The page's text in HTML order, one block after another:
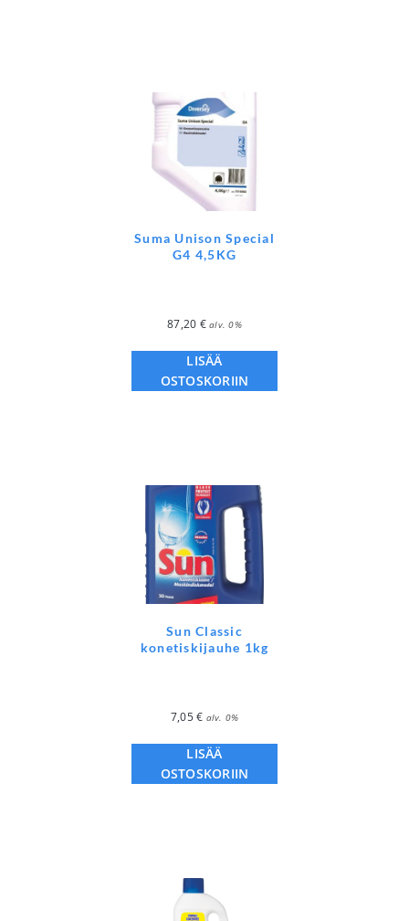
Suma Unison Special
G4 4,5KG
87,20 € alv. 0%
LISÄÄ
OSTOSKORIIN
Sun Classic
konetiskijauhe 1kg
7,05€ alv. 0%
LISÄÄ
OSTOSKORIIN